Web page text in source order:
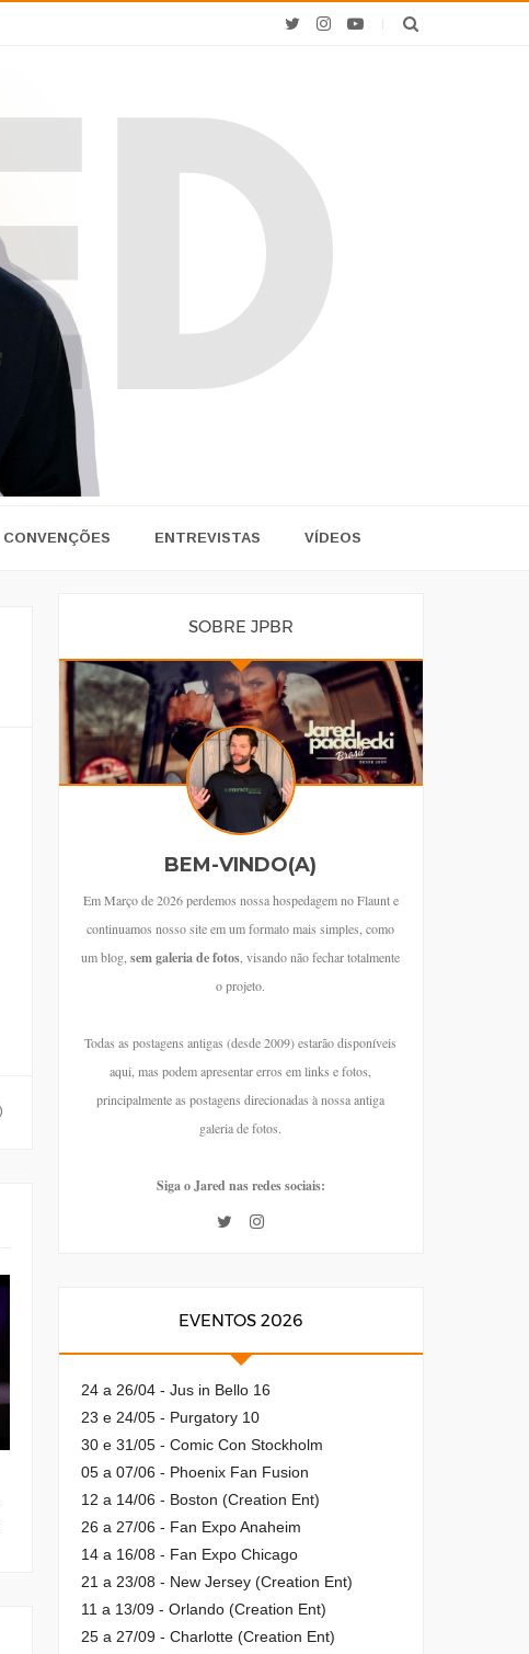
CONVENÇÕES ENTREVISTAS VÍDEOS
SOBRE JPBR
BEM-VINDO(A)
Em Março de 2026 perdemos nossa hospedagem no Flaunt e
continuamos nosso site em um formato mais simples, como
um blog,sem galeria de fotos, visando não fechar totalmente
o projeto.
Todas as postagens antigas (desde 2009) estarão disponíveis
aqui, mas podem apresentar erros em links e fotos,
principalmente as postagens direcionadas à nossa antiga
galeria de fotos.
Siga o Jared nas redes sociais:
EVENTOS 2026
24 a 26/04 - Jus in Bello 16
23 e 24/05 - Purgatory 10
30 e 31/05 - Comic Con Stockholm
05 a 07/06 - Phoenix Fan Fusion
12 a 14/06 - Boston (Creation Ent)
26 a 27/06 - Fan Expo Anaheim
14 a 16/08 - Fan Expo Chicago
21 a 23/08 - New Jersey (Creation Ent)
11 a 13/09 - Orlando (Creation Ent)
25 a 27/09 - Charlotte (Creation Ent)